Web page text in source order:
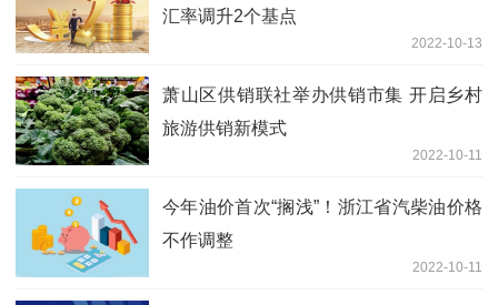
汇率调升2个基点
2022-10-13
萧山区供销联社举办供销市集 开启乡村
旅游供销新模式
2022-10-11
今年油价首次“搁浅”！浙江省汽柴油价格
不作调整
2022-10-11